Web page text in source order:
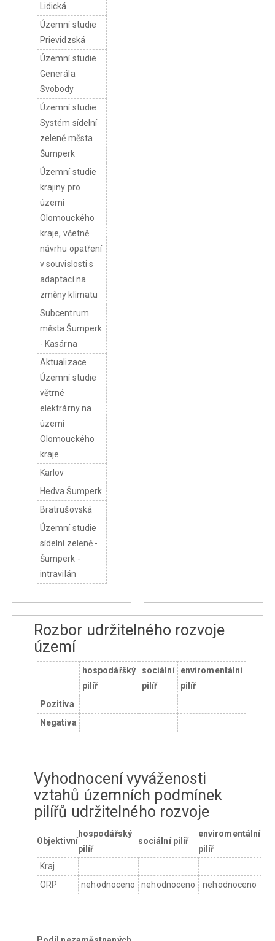
Lidická
Územní studie
Prievidzská
Územní studie
Generála
Svobody
Územní studie
Systém sídelní
zeleně města
Šumperk
Územní studie
krajiny pro
území
Olomouckého
kraje, včetně
návrhu opatření
v souvislosti s
adaptací na
změny klimatu
Subcentrum
města Šumperk
- Kasárna
Aktualizace
Územní studie
větrné
elektrárny na
území
Olomouckého
kraje
Karlov
Hedva Šumperk
Bratrušovská
Územní studie
sídelní zeleně -
Šumperk -
intravilán
Rozbor udržitelného rozvoje
území
hospodářšký
pilíř
sociální
pilíř
enviromentální
pilíř
Pozitiva
Negativa
Vyhodnocení vyváženosti
vztahů územních podmínek
pilířů udržitelného rozvoje
Objektivní
hospodářský
pilíř
sociální pilíř
enviromentální
pilíř
Kraj
ORP
nehodnoceno nehodnoceno nehodnoceno